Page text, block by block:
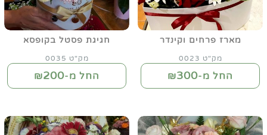
מארז פרחים וקינדר
מק"ט 0023
החל מ-₪300
חגיגת פסטל בקופסא
מק"ט 0035
החל מ-₪200